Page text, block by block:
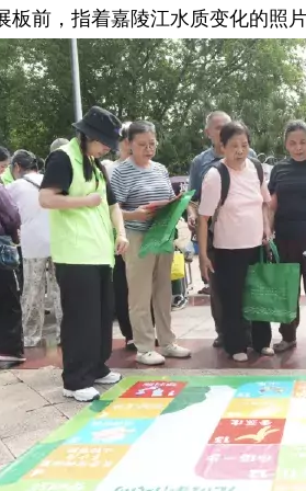
板前，指着嘉陵江水质变化的照